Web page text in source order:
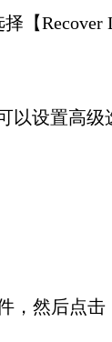
【Recover
设置高级
然后点击